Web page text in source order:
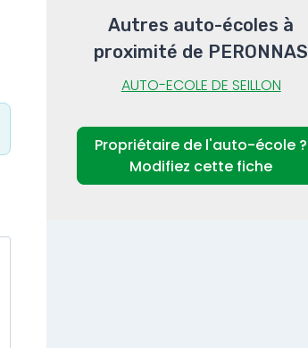
Autres auto-écoles à
proximité de PERONNAS
AUTO-ECOLE DE SEILLON
Propriétaire de l'auto-école ?
Modifiez cette fiche